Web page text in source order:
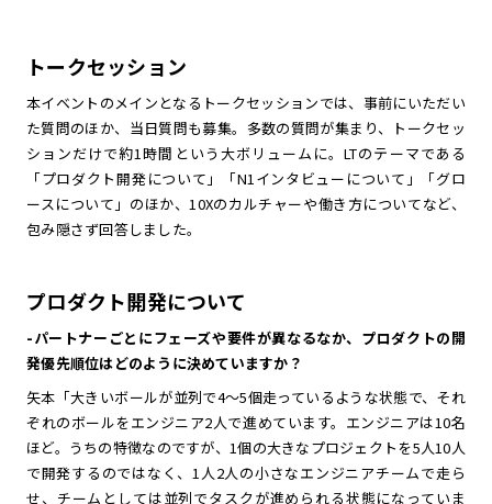
トークセッション
本イベントのメインとなるトークセッションでは、事前にいただい
た質問のほか、当日質問も募集。多数の質問が集まり、トークセッ
ションだけで約1時間という大ボリュームに。LTのテーマである
「プロダクト開発について」「N1インタビューについて」「グロ
ースについて」のほか、10Xのカルチャーや働き方についてなど、
包み隠さず回答しました。
プロダクト開発について
-パートナーごとにフェーズや要件が異なるなか、プロダクトの開
発優先順位はどのように決めていますか？
矢本「大きいボールが並列で4～5個走っているような状態で、それ
ぞれのボールをエンジニア2人で進めています。エンジニアは10名
ほど。うちの特徴なのですが、1個の大きなプロジェクトを5人10人
で開発するのではなく、1人2人の小さなエンジニアチームで走ら
せ、チームとしては並列でタスクが進められる状態になっていま